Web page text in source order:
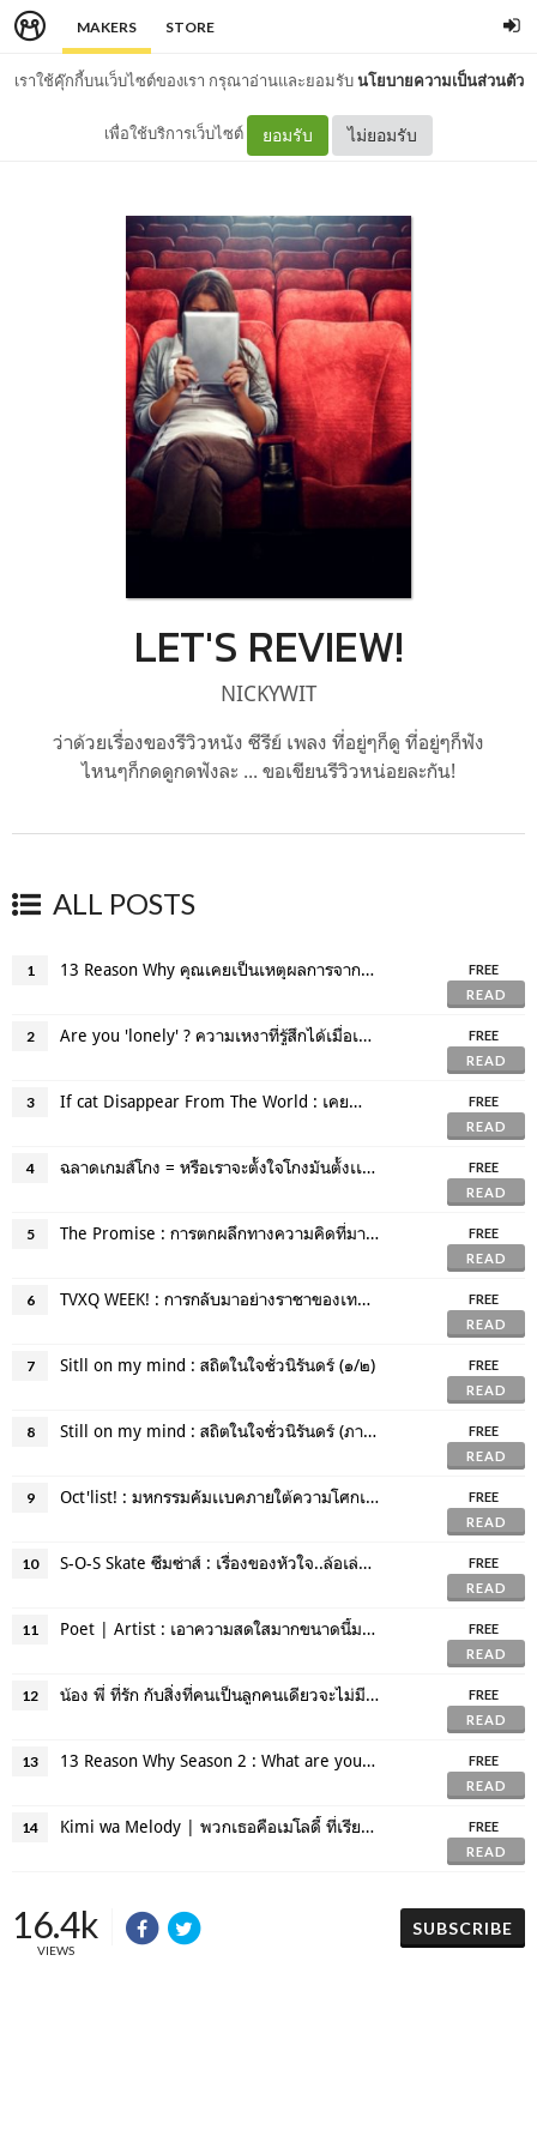
MAKERS STORE
เราใช้คุ๊กกี้บนเว็บไซต์ของเรา กรุณาอ่านและยอมรับนโยบายความเป็นส่วนตัว
เพื่อใช้บริการเว็บไซต์ ยอมรับ ไม่ยอมรับ
LET'S REVIEW!
NICKYWIT
ว่าด้วยเรื่องของรีวิวหนัง ซีรีย์ เพลง ที่อยู่ๆก็ดู ที่อยู่ๆก็ฟัง
ไหนๆก็กดดูกดฟังละ ... ขอเขียนรีวิวหน่อยละกัน!
ALL POSTS
1 13 Reason Why คุณเคยเป็นเหตุผลการจากไปของใครสักคนไหม?
FREE
READ
2 Are you 'lonely' ? ความเหงาที่รู้สึกได้เมื่อเราห่างกัน
FREE
READ
3 If cat Disappear From The World : เคยทำความทรงจำหายไปครั้งสุดท้ายเมื่อไหร่?
FREE
READ
4 ฉลาดเกมส์โกง = หรือเราจะตั้งใจโกงมันตั้งเเต่เเรกเเล้ว
FREE
READ
5 The Promise : การตกผลึกทางความคิดที่มากกว่าวิกฤติเศรษฐกิจ
FREE
READ
6 TVXQ WEEK! : การกลับมาอย่างราชาของเทพฝั่งตะวันออก
FREE
READ
7 Sitll on my mind : สถิตในใจชั่วนิรันดร์ (๑/๒)
FREE
READ
8 Still on my mind : สถิตในใจชั่วนิรันดร์ (ภาคจบ)
FREE
READ
9 Oct'list! : มหกรรมคัมเเบคภายใต้ความโศกเศร้า
FREE
READ
10 S-O-S Skate ซึมซ่าส์ : เรื่องของหัวใจ..ล้อเล่นกันได้ด้วยหรือ?
FREE
READ
11 Poet | Artist : เอาความสดใสมากขนาดนี้มาจากไหนกัน?
FREE
READ
12 น้อง พี่ ที่รัก กับสิ่งที่คนเป็นลูกคนเดียวจะไม่มีทางเข้าใจ!
FREE
READ
13 13 Reason Why Season 2 : What are you doing next?
FREE
READ
14 Kimi wa Melody | พวกเธอคือเมโลดี้ ที่เรียกว่าสดใสสุดๆ ^_^
FREE
READ
16.4k
VIEWS
SUBSCRIBE